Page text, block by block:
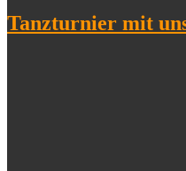
Tanzturnier mit